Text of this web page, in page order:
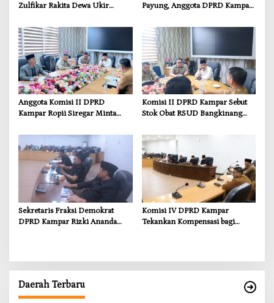
Zulfikar Rakita Dewa Ukir
Serikat
Payung, Anggota DPRD Kampar
Infrastruktur yang Menyentuh
Kebutuhan Dasar
Anggota Komisi II DPRD
Kampar Ropii Siregar Minta
Ancaman Kekosongan Obat
demi Wujudkan Kampar Dihati
Komisi II DPRD Kampar Sebut
Stok Obat RSUD Bangkinang
Sekretaris Fraksi Demokrat
DPRD Kampar Rizki Ananda
Komisi IV DPRD Kampar
Tekankan Kompensasi bagi
Daerah Terbaru